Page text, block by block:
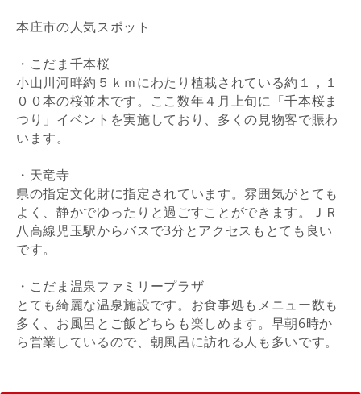
本庄市の人気スポット
・こだま千本桜
小山川河畔約５ｋｍにわたり植栽されている約１，１
００本の桜並木です。ここ数年４月上旬に「千本桜ま
つり」イベントを実施しており、多くの見物客で賑わ
います。
・天竜寺
県の指定文化財に指定されています。雰囲気がとても
よく、静かでゆったりと過ごすことができます。ＪＲ
八高線児玉駅からバスで3分とアクセスもとても良い
です。
・こだま温泉ファミリープラザ
とても綺麗な温泉施設です。お食事処もメニュー数も
多く、お風呂とご飯どちらも楽しめます。早朝6時か
ら営業しているので、朝風呂に訪れる人も多いです。